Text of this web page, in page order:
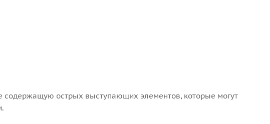
содержащую острых выступающих элементов, которые могут